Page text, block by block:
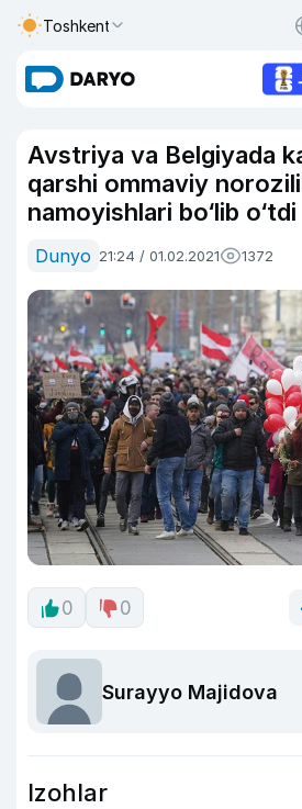
Toshkent
Avstriya va Belgiyada
qarshi ommaviy
namoyishlari bo‘lib o‘tdi
Dunyo 21:24 / 01.02.2021 1372
0 0
Surayyo Majidova
Izohlar